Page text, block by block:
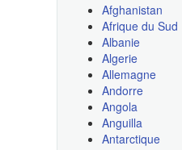
Afghanistan
Afrique du Sud
Albanie
Algerie
Allemagne
Andorre
Angola
Anguilla
Antarctique